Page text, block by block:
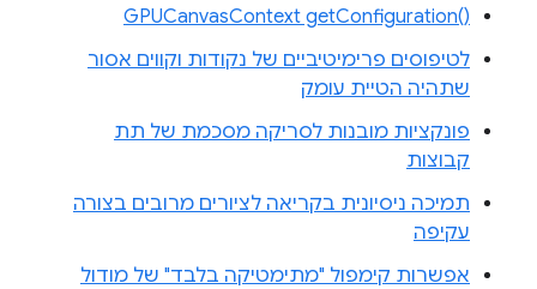
‎GPUCanvasContext getConfiguration‎()‎
לטיפוסים פרימיטיביים של נקודות וקווים אסור
שתהיה הטיית עומק
פונקציות מובנות לסריקה מסכמת של תת
קבוצות
תמיכה ניסיונית בקריאה לציורים מרובים בצורה
עקיפה
אפשרות קימפול "מתימטיקה בלבד" של מודול